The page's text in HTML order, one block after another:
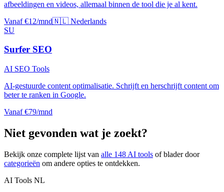
afbeeldingen en videos, allemaal binnen de tool die je al kent.
Vanaf €12/mnd🇳🇱 Nederlands
SU
Surfer SEO
AI SEO Tools
AI-gestuurde content optimalisatie. Schrijft en herschrijft content om
beter te ranken in Google.
Vanaf €79/mnd
Niet gevonden wat je zoekt?
Bekijk onze complete lijst van alle 148 AI tools of blader door
categorieën om andere opties te ontdekken.
AI Tools NL